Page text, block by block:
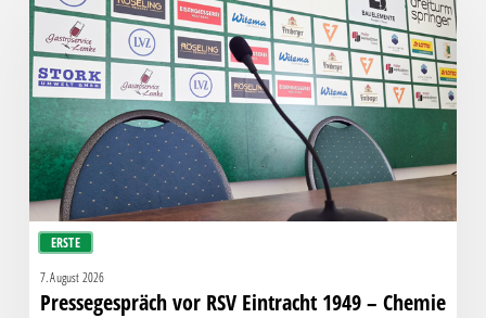
ERSTE
RSV
Eintracht
1949
–
Chemie
7. August 2026
Pressegespräch vor RSV Eintracht 1949 – Chemie